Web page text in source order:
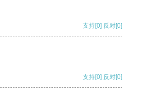
支持[0] 反对[0]
支持[0] 反对[0]